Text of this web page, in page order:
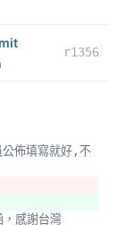
r1356